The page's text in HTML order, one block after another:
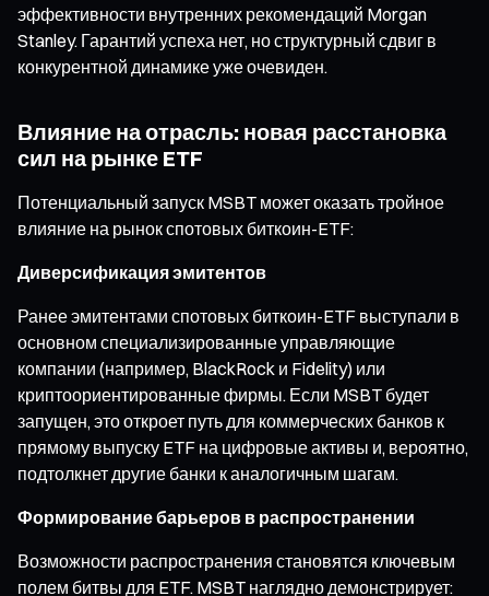
эффективности внутренних рекомендаций Morgan
Stanley. Гарантий успеха нет, но структурный сдвиг в
конкурентной динамике уже очевиден.
Влияние на отрасль: новая расстановка
сил на рынке ETF
Потенциальный запуск MSBT может оказать тройное
влияние на рынок спотовых биткоин-ETF:
Диверсификация эмитентов
Ранее эмитентами спотовых биткоин-ETF выступали в
основном специализированные управляющие
компании (например, BlackRock и Fidelity) или
криптоориентированные фирмы. Если MSBT будет
запущен, это откроет путь для коммерческих банков к
прямому выпуску ETF на цифровые активы и, вероятно,
подтолкнет другие банки к аналогичным шагам.
Формирование барьеров в распространении
Возможности распространения становятся ключевым
полем битвы для ETF. MSBT наглядно демонстрирует: